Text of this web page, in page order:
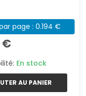
page : 0.194 €
€
En stock
AU PANIER